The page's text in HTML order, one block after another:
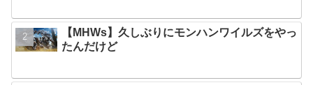
【MHWs】久しぶりにモンハンワイルズをやっ
たんだけど